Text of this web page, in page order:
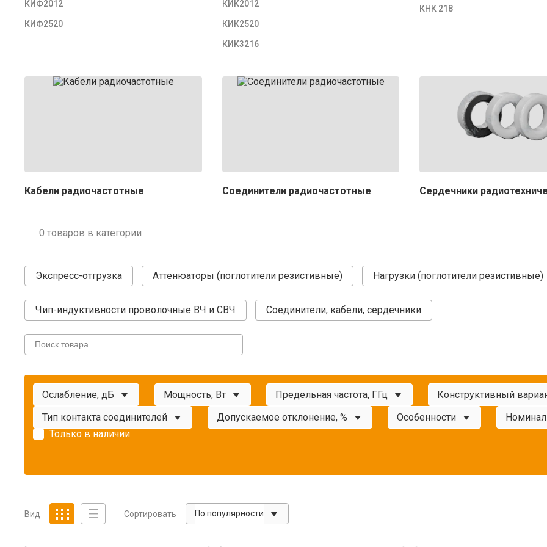
КИФ2012
КИФ2520
КИК2012
КИК2520
КИК3216
КНК 218
Кабели радиочастотные Соединители радиочастотные Сердечники
0 товаров в категории
Экспресс-отгрузка Аттенюаторы (поглотители резистивные) Нагрузки (поглотители резистивные)
Чип-индуктивности проволочные ВЧ и СВЧ Соединители, кабели, сердечники
Ослабление, дБ Мощность, Вт Предельная частота, ГГц Конструктивный
Тип контакта соединителей
Допускаемое отклонение, % Особенности
Только в наличии
Вид Сортировать По популярности